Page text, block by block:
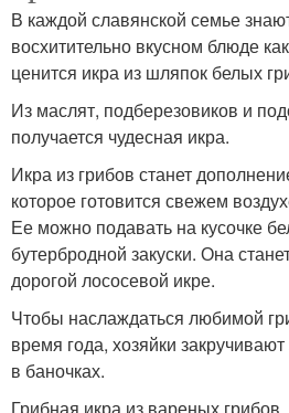
В каждой славянской семье
восхитительно вкусном блюде
ценится икра из шляпок белых
Из маслят, подберезовиков и
получается чудесная икра.
Икра из грибов станет
которое готовится свежем
Ее можно подавать на кусочке
бутербродной закуски. Она
дорогой лососевой икре.
Чтобы наслаждаться любимой
время года, хозяйки
в баночках.
Грибная икра из вареных грибов